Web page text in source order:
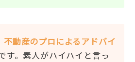
不動産のプロによるアドバイ
す。素人がハイハイと言っ